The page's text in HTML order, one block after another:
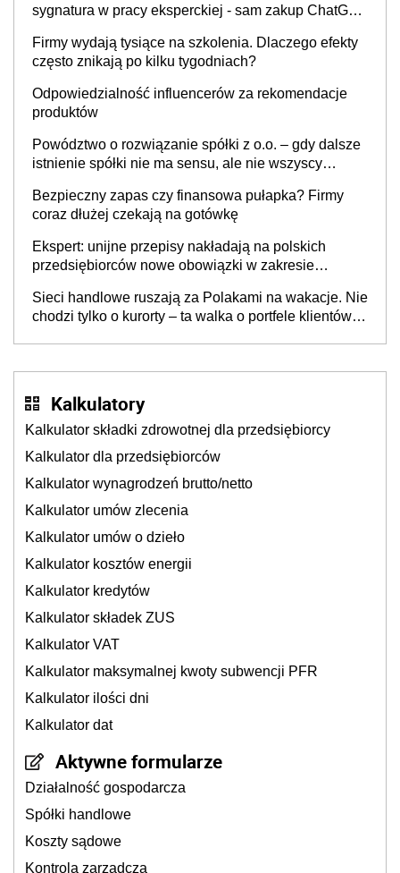
sygnatura w pracy eksperckiej - sam zakup ChatGPT
Firmy wydają tysiące na szkolenia. Dlaczego efekty
często znikają po kilku tygodniach?
Odpowiedzialność influencerów za rekomendacje
produktów
Powództwo o rozwiązanie spółki z o.o. – gdy dalsze
istnienie spółki nie ma sensu, ale nie wszyscy
Bezpieczny zapas czy finansowa pułapka? Firmy
coraz dłużej czekają na gotówkę
Ekspert: unijne przepisy nakładają na polskich
przedsiębiorców nowe obowiązki w zakresie
Sieci handlowe ruszają za Polakami na wakacje. Nie
chodzi tylko o kurorty – ta walka o portfele klientów
Kalkulatory
Kalkulator składki zdrowotnej dla przedsiębiorcy
Kalkulator dla przedsiębiorców
Kalkulator wynagrodzeń brutto/netto
Kalkulator umów zlecenia
Kalkulator umów o dzieło
Kalkulator kosztów energii
Kalkulator kredytów
Kalkulator składek ZUS
Kalkulator VAT
Kalkulator maksymalnej kwoty subwencji PFR
Kalkulator ilości dni
Kalkulator dat
Aktywne formularze
Działalność gospodarcza
Spółki handlowe
Koszty sądowe
Kontrola zarządcza